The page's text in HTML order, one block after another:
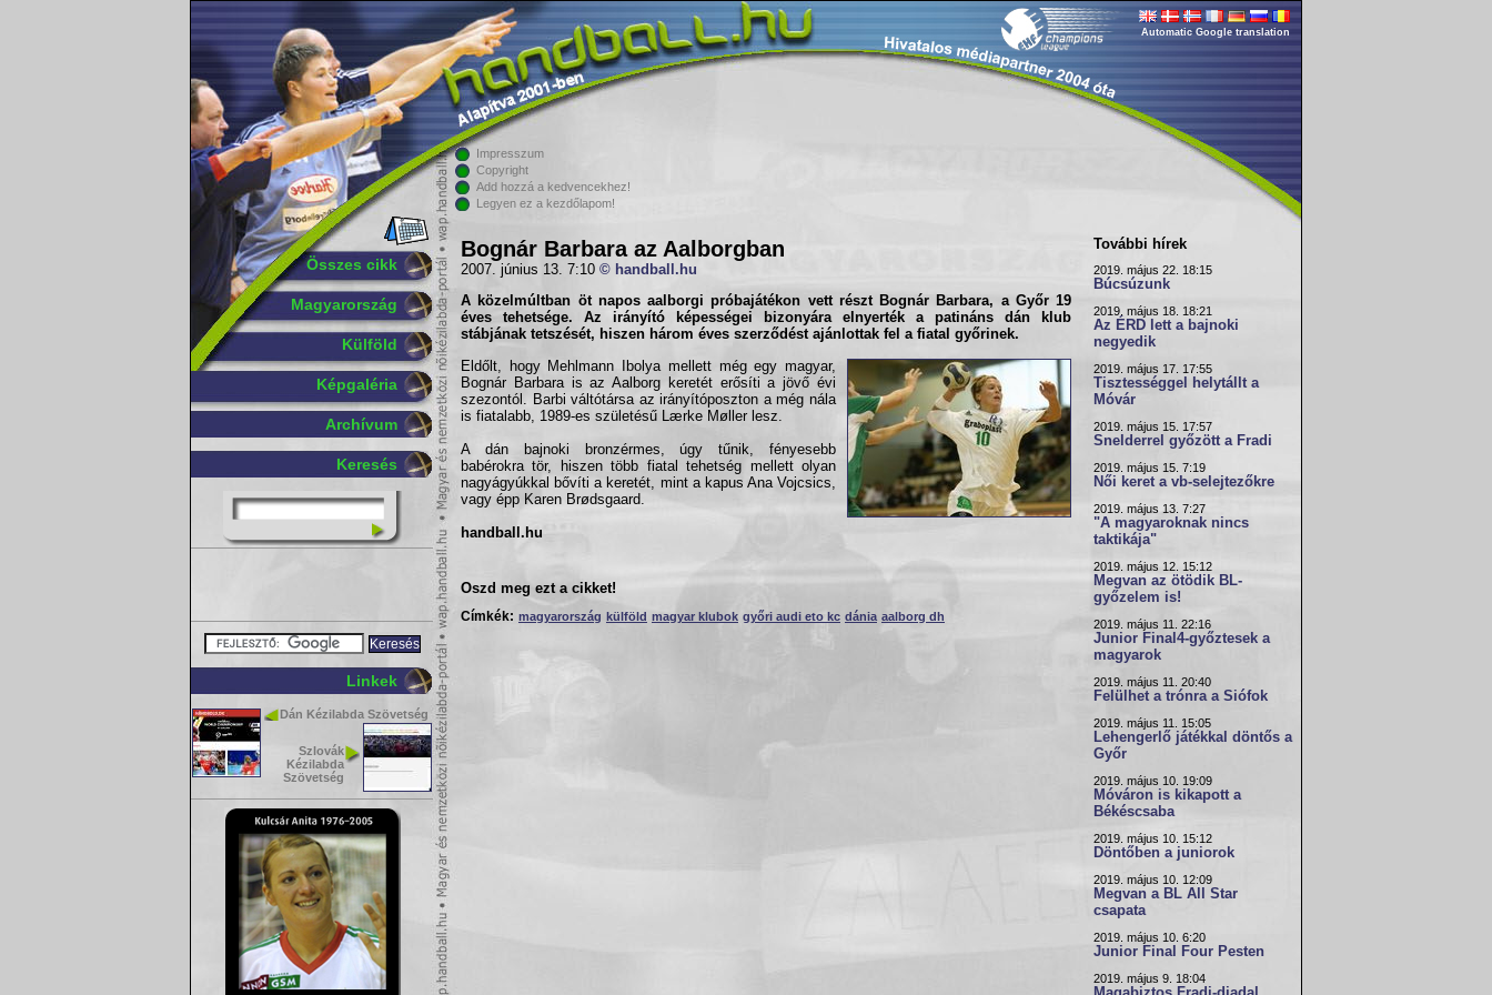
Összes cikk
Magyarország
Külföld
Képgaléria
Archívum
Keresés
Linkek
Dán Kézilabda Szövetség
Szlovák
Kézilabda
Szövetség
Automatic Google translation
Impresszum
Copyright
Add hozzá a kedvencekhez!
Legyen ez a kezdőlapom!
Bognár Barbara az Aalborgban
2007. június 13. 7:10 © handball.hu
A közelmúltban öt napos aalborgi próbajátékon vett részt Bognár Barbara, a Győr19
éves tehetsége. Az irányító képességei bizonyára elnyerték a patináns dán klub
stábjának tetszését, hiszen három éves szerződést ajánlottak fel a fiatal győrinek.
Eldőlt, hogy Mehlmann Ibolya mellett még egy magyar,
Bognár Barbara is az Aalborg keretét erősíti a jövő évi
szezontól. Barbi váltótársa az irányítóposzton a még nála
is fiatalabb, 1989-es születésű Lærke Møller lesz.
A dán bajnoki bronzérmes, úgy tűnik, fényesebb
babérokra tör, hiszen több fiatal tehetség mellett olyan
nagyágyúkkal bővíti a keretét, mint a kapus Ana Vojcsics,
vagy épp Karen Brødsgaard.
handball.hu
Oszd meg ezt a cikket!
Címkék: magyarország külföld magyar klubok győri audi eto kc dánia aalborg dh
További hírek
2019. május 22. 18:15
Búcsúzunk
2019. május 18. 18:21
Az ÉRD lett a bajnoki
negyedik
2019. május 17. 17:55
Tisztességgel helytállt a
Móvár
2019. május 15. 17:57
Snelderrel győzött a Fradi
2019. május 15. 7:19
Női keret a vb-selejtezőkre
2019. május 13. 7:27
"A magyaroknak nincs
taktikája"
2019. május 12. 15:12
Megvan az ötödik BL-
győzelem is!
2019. május 11. 22:16
Junior Final4-győztesek a
magyarok
2019. május 11. 20:40
Felülhet a trónra a Siófok
2019. május 11. 15:05
Lehengerlő játékkal döntős a
Győr
2019. május 10. 19:09
Móváron is kikapott a
Békéscsaba
2019. május 10. 15:12
Döntőben a juniorok
2019. május 10. 12:09
Megvan a BL All Star
csapata
2019. május 10. 6:20
Junior Final Four Pesten
2019. május 9. 18:04